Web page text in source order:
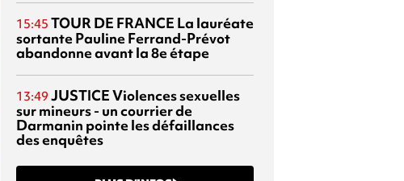
15:45 TOUR DE FRANCE La lauréate
sortante Pauline Ferrand-Prévot
abandonne avant la 8e étape
13:49 JUSTICEViolences sexuelles
sur mineurs - un courrier de
Darmanin pointe les défaillances
des enquêtes